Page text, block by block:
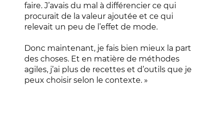
faire. J’avais du mal à différencier ce qui
procurait de la valeur ajoutée et ce qui
relevait un peu de l’effet de mode.
Donc maintenant, je fais bien mieux la part
des choses. Et en matière de méthodes
agiles, j’ai plus de recettes et d’outils que je
peux choisir selon le contexte. »